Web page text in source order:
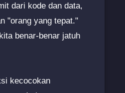
dari kode dan data,
"orang yang tepat."
benar-benar jatuh
kecocokan